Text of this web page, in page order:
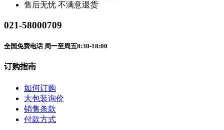
售后无忧 不满意退货
021-58000709
全国免费电话 周一至周五8:30-18:00
订购指南
如何订购
大包装询价
销售条款
付款方式